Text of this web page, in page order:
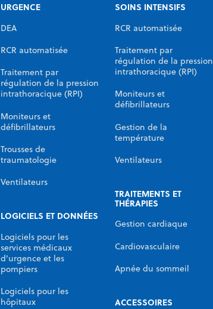
URGENCE
DEA
RCR automatisée
Traitement par
régulation de la pression
intrathoracique (RPI)
Moniteurs et
défibrillateurs
Trousses de
traumatologie
Ventilateurs
SOINS INTENSIFS
RCR automatisée
Traitement par
régulation de la pression
intrathoracique (RPI)
Moniteurs et
défibrillateurs
Gestion de la
température
Ventilateurs
TRAITEMENTS ET
THÉRAPIES
Gestion cardiaque
Cardiovasculaire
Apnée du sommeil
LOGICIELS ET DONNÉES
Logiciels pour les
services médicaux
d'urgence et les
pompiers
Logiciels pour les
hôpitaux
ACCESSOIRES